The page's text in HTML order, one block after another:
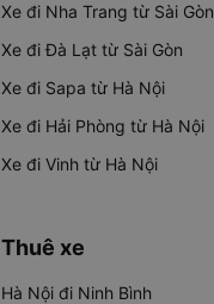
Xe đi Nha Trang từ Sài Gòn
Xe đi Đà Lạt từ Sài Gòn
Xe đi Sapa từ Hà Nội
Xe đi Hải Phòng từ Hà Nội
Xe đi Vinh từ Hà Nội
Thuê xe
Hà Nội đi Ninh Bình